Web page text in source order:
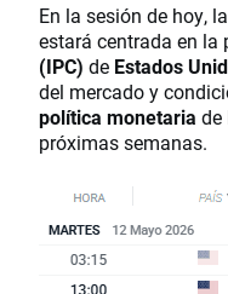
En la sesión de hoy,
estará centrada en
(IPC) de Estados
del mercado y
política monetaria de
próximas semanas.